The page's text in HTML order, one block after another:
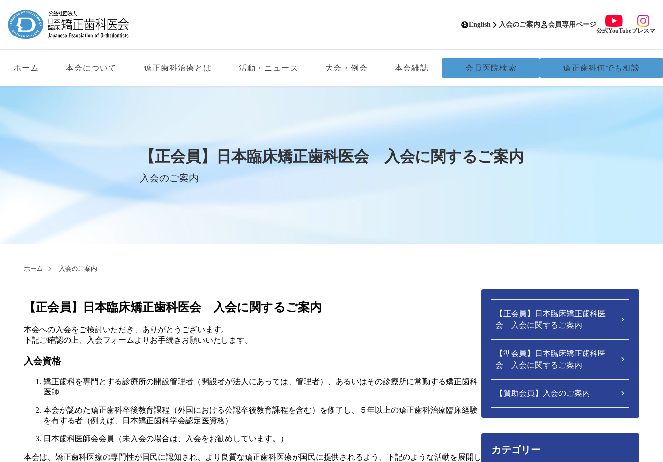
English 入会のご案内 会員専用ページ
公式YouTubeブレスマ
ホーム 本会について 矯正歯科治療とは 活動・ニュース 大会・例会 本会雑誌 会員医院検索 矯正歯科何でも相談
【正会員】日本臨床矯正歯科医会 入会に関するご案内
入会のご案内
ホーム 入会のご案内
【正会員】日本臨床矯正歯科医会 入会に関するご案内
本会への入会をご検討いただき、ありがとうございます。
下記ご確認の上、入会フォームよりお手続きお願いいたします。
入会資格
矯正歯科を専門とする診療所の開設管理者（開設者が法人にあっては、管理者）、あるいはその診療所に常勤する矯正歯科
医師
本会が認めた矯正歯科卒後教育課程（外国における公認卒後教育課程を含む）を修了し、５年以上の矯正歯科治療臨床経験
を有する者（例えば、日本矯正歯科学会認定医資格）
日本歯科医師会会員（未入会の場合は、入会をお勧めしています。）
本会は、矯正歯科医療の専門性が国民に認知され、より良質な矯正歯科医療が国民に提供されるよう、下記のような活動を展開し
【正会員】日本臨床矯正歯科医
会 入会に関するご案内
【準会員】日本臨床矯正歯科医
会 入会に関するご案内
【賛助会員】入会のご案内
カテゴリー